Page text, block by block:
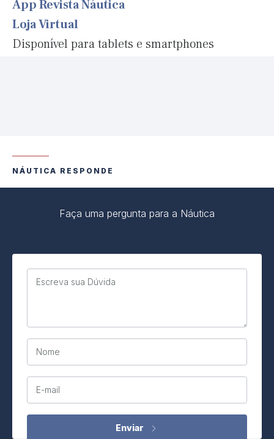
App Revista Náutica
Loja Virtual
Disponível para tablets e smartphones
NÁUTICA RESPONDE
Faça uma pergunta para a Náutica
Escreva sua Dúvida
Nome
E-mail